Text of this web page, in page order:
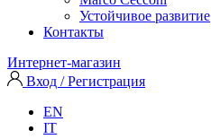
Устойчивое развитие
Контакты
Интернет-магазин
Вход / Регистрация
EN
IT